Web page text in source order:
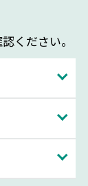
ください。